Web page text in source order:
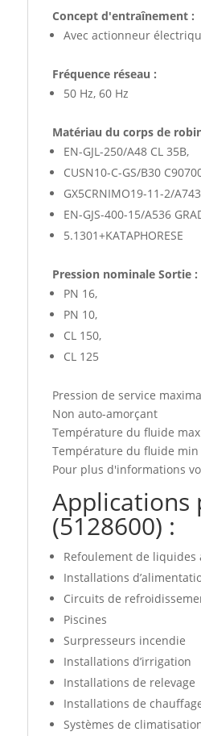
Concept d'entraînement :
Avec actionneur
Fréquence réseau :
50 Hz, 60 Hz
Matériau du corps de
EN-GJL-250/A48 CL 35B,
CUSN10-C-GS/B30
GX5CRNIMO19-11-2/
EN-GJS-400-15/A536
5.1301+KATAPHORESE
Pression nominale Sortie :
PN 16,
PN 10,
CL 150,
CL 125
Pression de service
Non auto-amorçant
Température du fluide
Température du fluide min
Pour plus d'informations
Applications
(5128600) :
Refoulement de
Installations
Circuits de
Piscines
Surpresseurs incendie
Installations d’irrigation
Installations de relevage
Installations de
Systèmes de